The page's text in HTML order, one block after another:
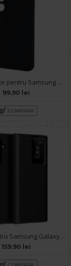
Husa spate pentru Samsung Galaxy S25 B-Silicon case - Negru
99.90 lei
CUMPARA
Husa pentru Samsung Galaxy S25 Smart S-View - Negru
159.90 lei
CUMPARA